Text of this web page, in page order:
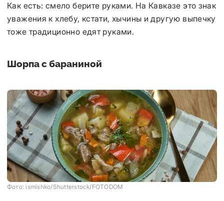
Как есть: смело берите руками. На Кавказе это знак
уважения к хлебу, кстати, хычины и другую выпечку
тоже традиционно едят руками.
Шорпа с бараниной
Фото: ismishko/Shutterstock/FOTODOM